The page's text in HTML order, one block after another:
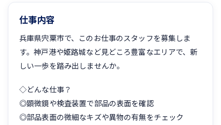
仕事内容
兵庫県宍粟市で、このお仕事のスタッフを募集しま
す。神戸港や姫路城など見どころ豊富なエリアで、新
しい一歩を踏み出しませんか。
◇どんな仕事？
◎顕微鏡や検査装置で部品の表面を確認
◎部品表面の微細なキズや異物の有無をチェック